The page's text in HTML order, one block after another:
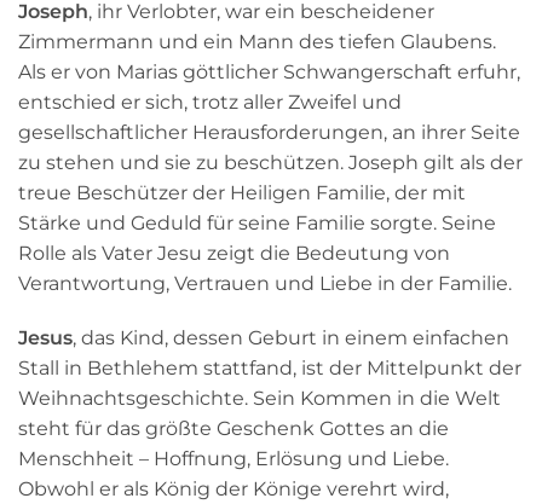
Joseph, ihr Verlobter, war ein bescheidener
Zimmermann und ein Mann des tiefen Glaubens.
Als er von Marias göttlicher Schwangerschaft erfuhr,
entschied er sich, trotz aller Zweifel und
gesellschaftlicher Herausforderungen, an ihrer Seite
zu stehen und sie zu beschützen. Joseph gilt als der
treue Beschützer der Heiligen Familie, der mit
Stärke und Geduld für seine Familie sorgte. Seine
Rolle als Vater Jesu zeigt die Bedeutung von
Verantwortung, Vertrauen und Liebe in der Familie.
Jesus, das Kind, dessen Geburt in einem einfachen
Stall in Bethlehem stattfand, ist der Mittelpunkt der
Weihnachtsgeschichte. Sein Kommen in die Welt
steht für das größte Geschenk Gottes an die
Menschheit – Hoffnung, Erlösung und Liebe.
Obwohl er als König der Könige verehrt wird,